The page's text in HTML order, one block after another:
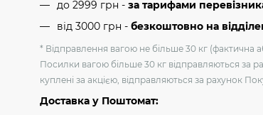
до 2999 грн - за тарифами
від 3000 грн - безкоштовно на
* Відправлення вагою не більше 30 кг (фактична
Посилки вагою більше 30 кг відправляються за
куплені за акцією, відправляються за рахунок
Доставка у Поштомат: